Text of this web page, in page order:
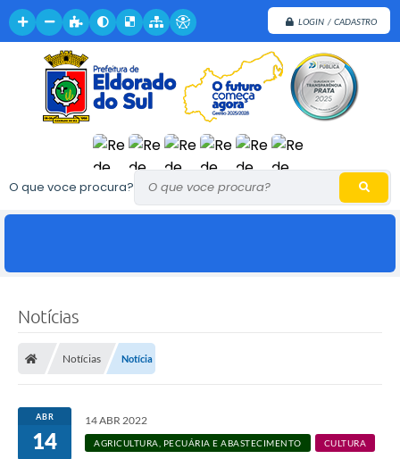
LOGIN / CADASTRO
O que voce procura?
Notícias
Notícias Notícia
ABR
14
14 ABR 2022
AGRICULTURA, PECUÁRIA E ABASTECIMENTO CULTURA